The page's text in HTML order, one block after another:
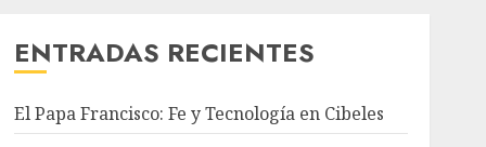
ENTRADAS RECIENTES
El Papa Francisco: Fe y Tecnología en Cibeles